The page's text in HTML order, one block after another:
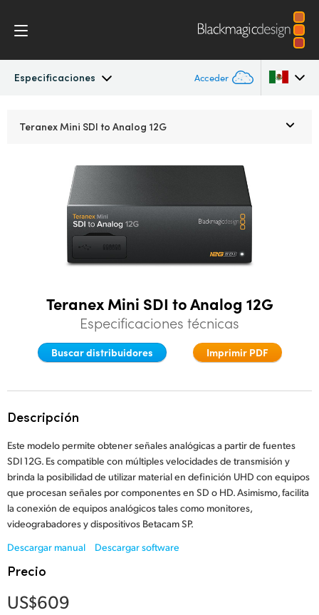
Especificaciones Acceder
Especificaciones
Austria
Brazil
Canada
Denmark
Finland
France
Germany
Hong Kong SAR, China
India
Korea
Malaysia
Teranex Mini SDI to Analog 12G
Teranex Mini SDI to Analog 12G
Especificaciones técnicas
Buscar distribuidores Imprimir PDF
Descripción
Este modelo permite obtener señales analógicas a partir de fuentes
SDI 12G. Es compatible con múltiples velocidades de transmisión y
brinda la posibilidad de utilizar material en definición UHD con equipos
que procesan señales por componentes en SD o HD. Asimismo, facilita
la conexión de equipos analógicos tales como monitores,
videograbadores y dispositivos Betacam SP.
Descargar manual
Descargar software
Precio
US$609